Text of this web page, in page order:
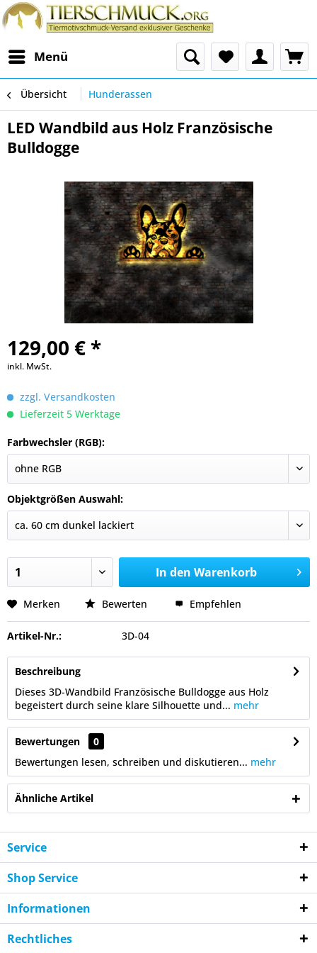
Menü
Übersicht Hunderassen
LED Wandbild aus Holz Französische
Bulldogge
129,00 € *
inkl. MwSt.
zzgl. Versandkosten
Lieferzeit 5 Werktage
Farbwechsler (RGB):
Objektgrößen Auswahl:
In den Warenkorb
Merken Bewerten Empfehlen
Artikel-Nr.: 3D-04
Beschreibung
Dieses 3D-Wandbild Französische Bulldogge aus Holz
begeistert durch seine klare Silhouette und... mehr
Bewertungen
0
Bewertungen lesen, schreiben und diskutieren... mehr
Ähnliche Artikel
Service
Shop Service
Informationen
Rechtliches